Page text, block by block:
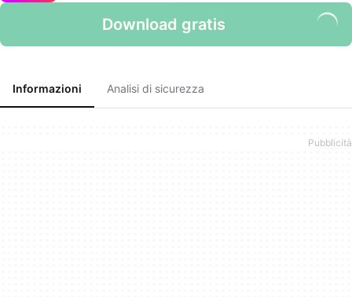
Download gratis
Informazioni Analisi di sicurezza